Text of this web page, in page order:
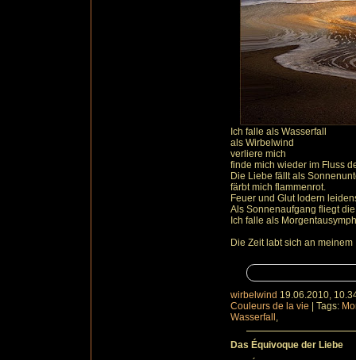
Ich falle als Wasserfall
als Wirbelwind
verliere mich
finde mich wieder im Fluss
Die Liebe fällt als
färbt mich flammenrot.
Feuer und Glut lodern
Als Sonnenaufgang fliegt
Ich falle als
Die Zeit labt sich an meinem
wirbelwind 19.06.2010,
Couleurs de la vie
Tags:
Wasserfall ,
Das Équivoque der Liebe